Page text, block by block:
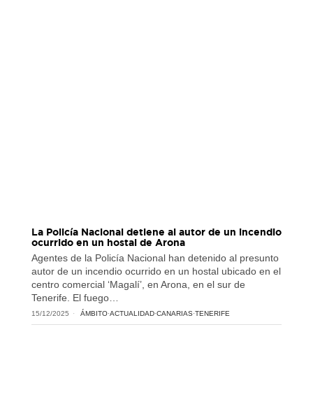
La Policía Nacional detiene al autor de un incendio
ocurrido en un hostal de Arona
Agentes de la Policía Nacional han detenido al presunto
autor de un incendio ocurrido en un hostal ubicado en el
centro comercial ‘Magalí’, en Arona, en el sur de
Tenerife. El fuego…
15/12/2025 ÁMBITO·ACTUALIDAD·CANARIAS·TENERIFE